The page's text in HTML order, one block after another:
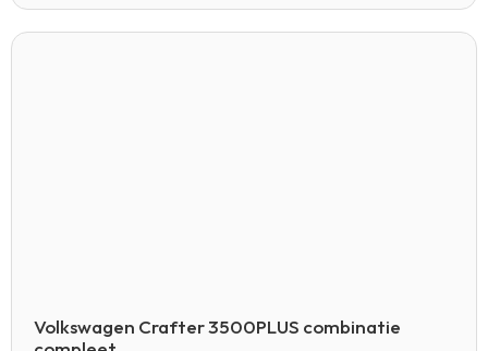
Volkswagen Crafter 3500PLUS combinatie